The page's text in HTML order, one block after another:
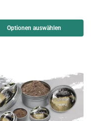
Optionen auswählen